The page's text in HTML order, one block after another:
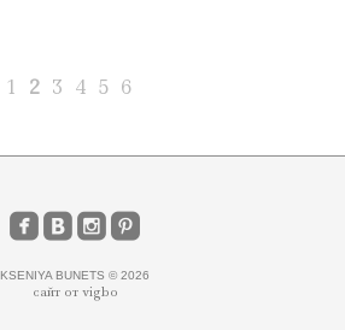
1 2 3 4 5 6
KSENIYA BUNETS © 2026
сайт от vigbo